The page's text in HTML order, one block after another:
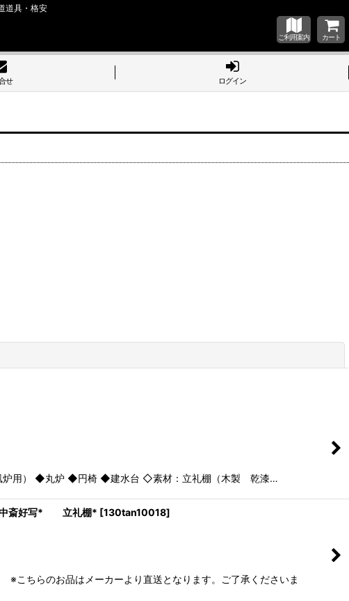
道具・格安
ご利用案内 カート
せ ログイン
用） ◆丸炉 ◆円椅 ◆建水台 ◇素材：立礼棚（木製 乾漆…
斎好写* 立礼棚* [130tan10018]
らのお品はメーカーより直送となります。ご了承くださいま